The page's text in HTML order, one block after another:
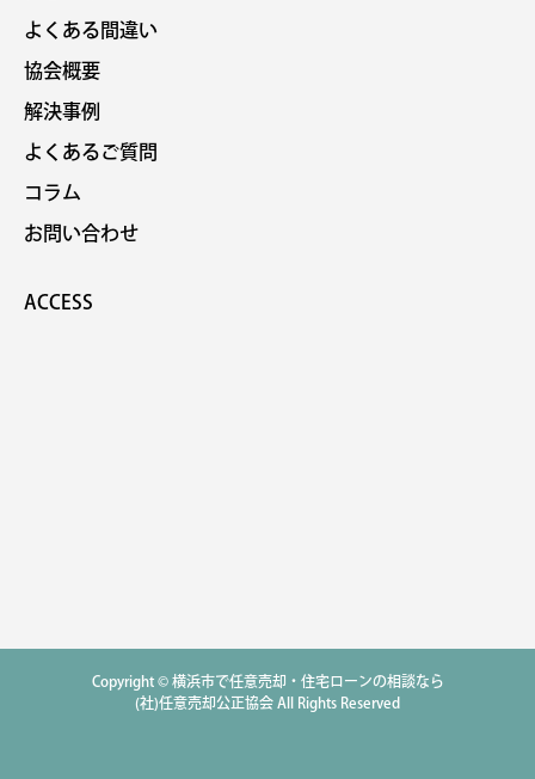
よくある間違い
協会概要
解決事例
よくあるご質問
コラム
お問い合わせ
ACCESS
Copyright © 横浜市で任意売却・住宅ローンの相談なら
(社)任意売却公正協会 All Rights Reserved